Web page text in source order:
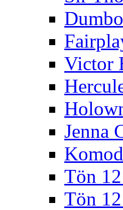
Dumbo
Victor
Jenna
Tön
Tön